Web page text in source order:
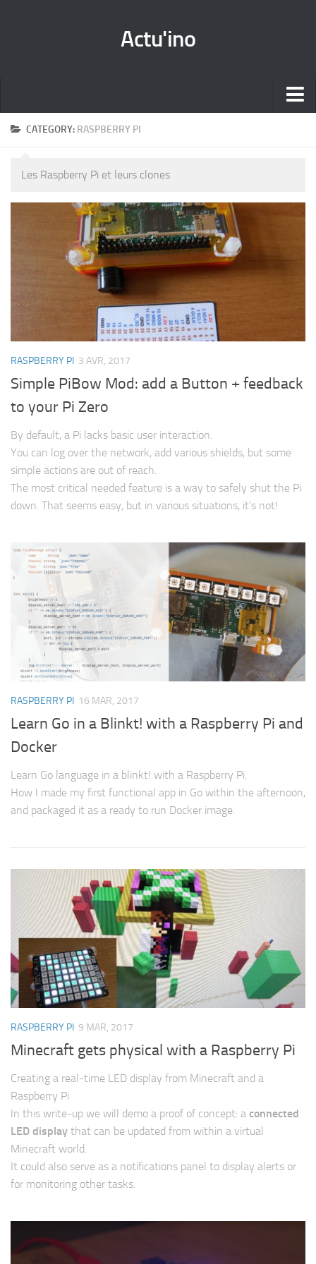
Actu'ino
Accueil
Par catégorie
Tutos
Docs&Référence
CATEGORY: RASPBERRY PI
Les Raspberry Pi et leurs clones
RASPBERRY PI 3 AVR, 2017
Simple PiBow Mod: add a Button + feedback
to your Pi Zero
By default, a Pi lacks basic user interaction.
You can log over the network, add various shields, but some
simple actions are out of reach.
The most critical needed feature is a way to safely shut the Pi
down. That seems easy, but in various situations, it’s not!
RASPBERRY PI 16 MAR, 2017
Learn Go in a Blinkt! with a Raspberry Pi and
Docker
Learn Go language in a blinkt! with a Raspberry Pi.
How I made my first functional app in Go within the afternoon,
and packaged it as a ready to run Docker image.
RASPBERRY PI 9 MAR, 2017
Minecraft gets physical with a Raspberry Pi
Creating a real-time LED display from Minecraft and a
Raspberry Pi
In this write-up we will demo a proof of concept: a connected
LED display that can be updated from within a virtual
Minecraft world.
It could also serve as a notifications panel to display alerts or
for monitoring other tasks.